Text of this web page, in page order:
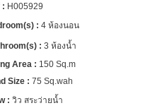
H005929
4 ห้องนอน
3 ห้องน้ำ
150 Sq.m
75 Sq.wah
วิว สระว่ายน้ำ